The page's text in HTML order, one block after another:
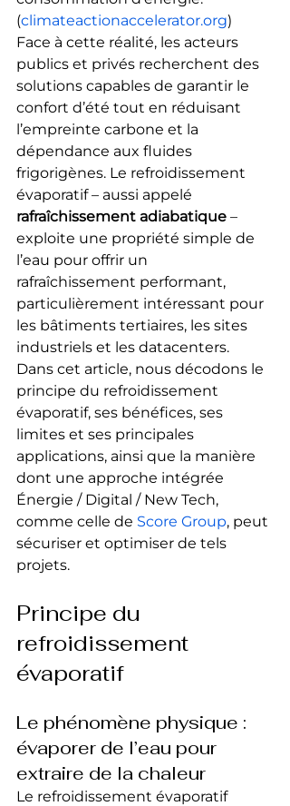
(climateactionaccelerator.org)
Face à cette réalité, les acteurs
publics et privés recherchent des
solutions capables de garantir le
confort d’été tout en réduisant
l’empreinte carbone et la
dépendance aux fluides
frigorigènes. Le refroidissement
évaporatif – aussi appelé
rafraîchissement adiabatique –
exploite une propriété simple de
l’eau pour offrir un
rafraîchissement performant,
particulièrement intéressant pour
les bâtiments tertiaires, les sites
industriels et les datacenters.
Dans cet article, nous décodons le
principe du refroidissement
évaporatif, ses bénéfices, ses
limites et ses principales
applications, ainsi que la manière
dont une approche intégrée
Énergie / Digital / New Tech,
comme celle de Score Group, peut
sécuriser et optimiser de tels
projets.
Principe du
refroidissement
évaporatif
Le phénomène physique :
évaporer de l’eau pour
extraire de la chaleur
Le refroidissement évaporatif